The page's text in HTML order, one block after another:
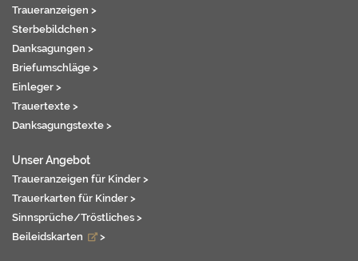
Traueranzeigen >
Sterbebildchen >
Danksagungen >
Briefumschläge >
Einleger >
Trauertexte >
Danksagungstexte >
Unser Angebot
Traueranzeigen für Kinder >
Trauerkarten für Kinder >
Sinnsprüche/Tröstliches >
Beileidskarten
>